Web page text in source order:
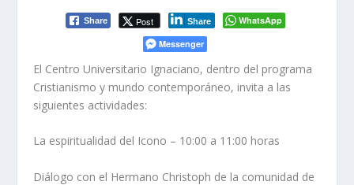
Share Post Share
WhatsApp
Messenger
El Centro Universitario Ignaciano, dentro del programa
Cristianismo y mundo contemporáneo, invita a las
siguientes actividades:
La espiritualidad del Icono – 10:00 a 11:00 horas
Diálogo con el Hermano Christoph de la comunidad de